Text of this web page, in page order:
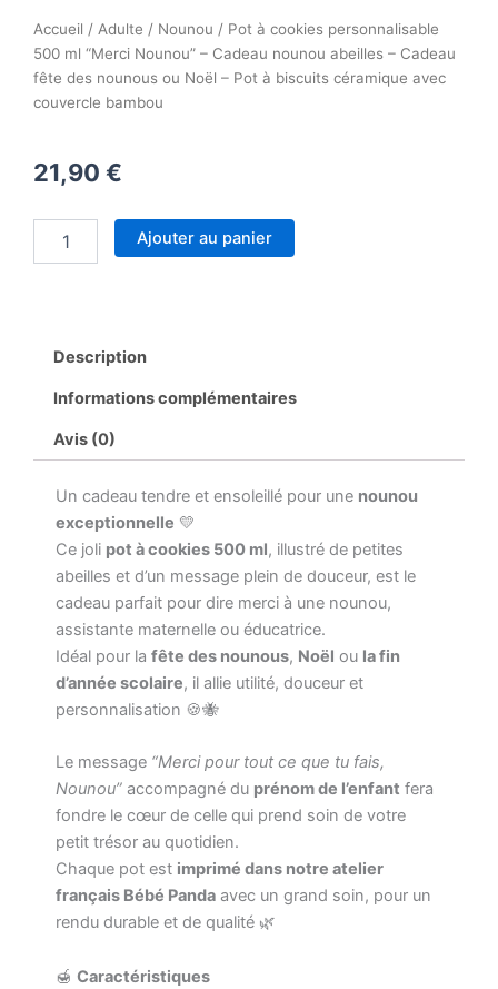
Accueil / Adulte / Nounou / Pot à cookies personnalisable
500 ml “Merci Nounou” – Cadeau nounou abeilles – Cadeau
fête des nounous ou Noël – Pot à biscuits céramique avec
couvercle bambou
21,90 €
500
“Merci
Nounou”
nounou
abeilles
Cadeau
fête
des
nounous
Noël
biscuits
céramique
avec
bambou
Ajouter au panier
Description
Informations complémentaires
Avis (0)
Un cadeau tendre et ensoleillé pour une nounou
exceptionnelle 💛
Ce joli pot à cookies 500 ml, illustré de petites
abeilles et d’un message plein de douceur, est le
cadeau parfait pour dire merci à une nounou,
assistante maternelle ou éducatrice.
Idéal pour la fête des nounous, Noël ou la fin
d’année scolaire, il allie utilité, douceur et
personnalisation 🍪🐝
Le message “Merci pour tout ce que tu fais,
Nounou” accompagné du prénom de l’enfant fera
fondre le cœur de celle qui prend soin de votre
petit trésor au quotidien.
Chaque pot est imprimé dans notre atelier
français Bébé Panda avec un grand soin, pour un
rendu durable et de qualité 🌿
🍯 Caractéristiques